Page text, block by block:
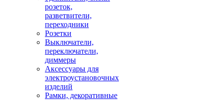
розеток,
разветвители,
переходники
Розетки
Выключатели,
переключатели,
диммеры
Аксессуары для
электроустановочных
изделий
Рамки, декоративные